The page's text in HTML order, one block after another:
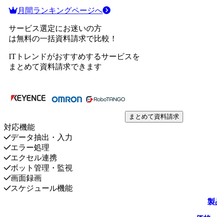
月間ランキングページへ
サービス選定にお迷いの方
は無料の一括資料請求で比較！
ITトレンドがおすすめするサービスを
まとめて資料請求できます
まとめて資料請求
対応機能
データ抽出・入力
エラー処理
エクセル連携
ボット管理・監視
画面録画
スケジュール機能
製